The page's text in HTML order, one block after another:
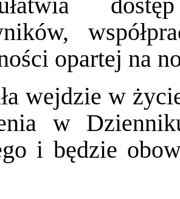
opartej na
wejdzie w
w
i będzie